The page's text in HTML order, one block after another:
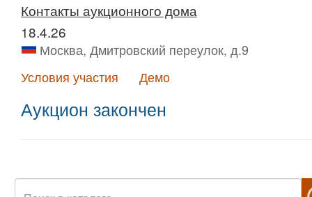
Контакты аукционного дома
18.4.26
Москва, Дмитровский переулок, д.9
Условия участия
Демо
Аукцион закончен